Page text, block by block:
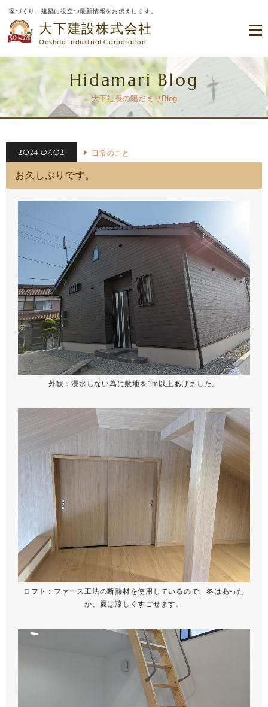
家づくり・建築に役立つ最新情報をお伝えします。
大下建設株式会社
Ooshita Industrial Corporation
Hidamari Blog
大下社長の陽だまりBlog
2024.07.02 日常のこと
お久しぶりです。
外観：浸水しない為に敷地を1m以上あげました。
ロフト：ファース工法の断熱材を使用しているので、冬はあった
か、夏は涼しくすごせます。